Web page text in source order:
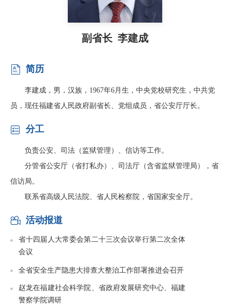
副省长 李建成
 简历
李建成，男，汉族，1967年6月生，中央党校研究生，中共党
员，现任福建省人民政府副省长、党组成员，省公安厅厅长。
 分工
负责公安、司法（监狱管理）、信访等工作。
分管省公安厅（省打私办）、司法厅（含省监狱管理局），省
信访局。
联系省高级人民法院、省人民检察院，省国家安全厅。
 活动报道
省十四届人大常委会第二十三次会议举行第二次全体
会议
全省安全生产隐患大排查大整治工作部署推进会召开
赵龙在福建社会科学院、省政府发展研究中心、福建
警察学院调研